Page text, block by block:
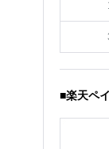
■楽天ペイ